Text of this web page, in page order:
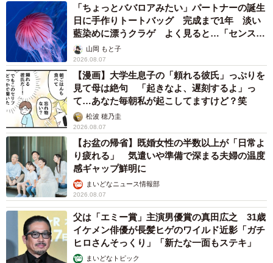
「ちょっとババロアみたい」パートナーの誕生
日に手作りトートバッグ 完成まで1年 淡い
藍染めに漂うクラゲ よく見ると…「センスす
ごい」山岡 もと子
2026.08.07
【漫画】大学生息子の「頼れる彼氏」っぷりを
見て母は絶句 「起きなよ、遅刻するよ」っ
て…あなた毎朝私が起こしてますけど？笑
松波 穂乃圭
2026.08.07
【お盆の帰省】既婚女性の半数以上が「日常よ
り疲れる」 気遣いや準備で深まる夫婦の温度
感ギャップ鮮明に
まいどなニュース情報部
2026.08.07
父は「エミー賞」主演男優賞の真田広之 31歳
イケメン俳優が長髪ヒゲのワイルド近影「ガチ
ヒロさんそっくり」「新たな一面もステキ」
まいどなトピック